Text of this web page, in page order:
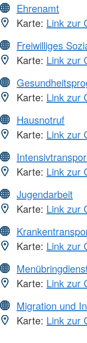
Ehrenamt
Karte: Link zur
Freiwilliges
Karte: Link zur
Karte: Link zur
Hausnotruf
Karte: Link zur
Karte: Link zur
Jugendarbeit
Karte: Link zur
Karte: Link zur
Karte: Link zur
Migration und
Karte: Link zur